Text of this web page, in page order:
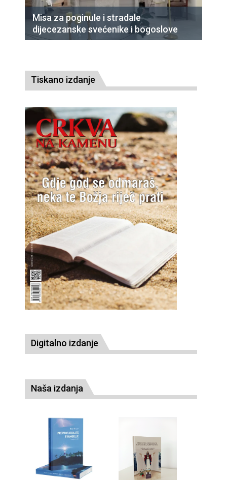
Misa za poginule i stradale
dijecezanske svećenike i bogoslove
Tiskano izdanje
Digitalno izdanje
Naša izdanja